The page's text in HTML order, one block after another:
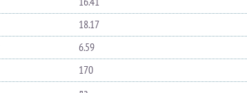
18.17
6.59
170